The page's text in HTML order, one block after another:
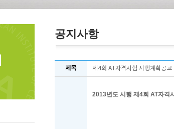
공지사항
제목 제4회 AT자격시험 시행계획공고
2013년도 시행 제4회 AT자격